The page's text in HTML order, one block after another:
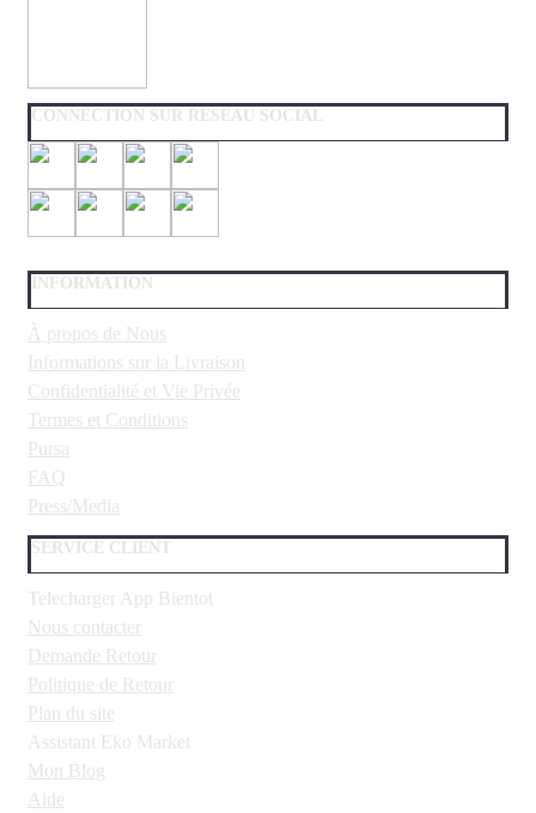
CONNECTION SUR RESEAU SOCIAL
INFORMATION
À propos de Nous
Informations sur la Livraison
Confidentialité et Vie Privée
Termes et Conditions
Pursa
FAQ
Press/Media
SERVICE CLIENT
Telecharger App Bientot
Nous contacter
Demande Retour
Politique de Retour
Plan du site
Assistant Eko Market
Mon Blog
Aide